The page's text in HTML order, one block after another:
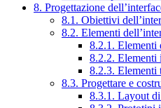
8. Progettazione
8.1. Obiettivi
8.2. Elementi
8.2.1. Elementi
8.2.2. Elementi
8.2.3. Elementi
8.3. Progettare e
8.3.1. Layout